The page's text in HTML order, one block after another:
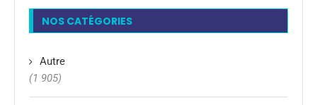
NOS CATÉGORIES
Autre
(1 905)